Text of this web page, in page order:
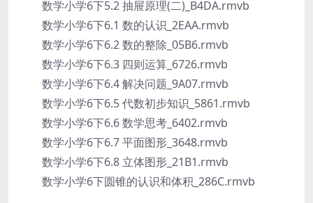
数学小学6下5.2 抽屉原理(二)_B4DA.rmvb
数学小学6下6.1 数的认识_2EAA.rmvb
数学小学6下6.2 数的整除_05B6.rmvb
数学小学6下6.3 四则运算_6726.rmvb
数学小学6下6.4 解决问题_9A07.rmvb
数学小学6下6.5 代数初步知识_5861.rmvb
数学小学6下6.6 数学思考_6402.rmvb
数学小学6下6.7 平面图形_3648.rmvb
数学小学6下6.8 立体图形_21B1.rmvb
数学小学6下圆锥的认识和体积_286C.rmvb